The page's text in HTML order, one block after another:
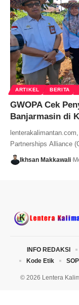
ARTIKEL BERITA
GWOPA Cek
Banjarmasin di
Partnerships Alliance
Ikhsan Makkawali
© 2026 Lentera
INFO REDAKSI
Kode Etik